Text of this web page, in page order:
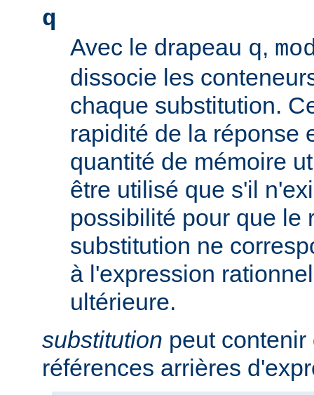
q
Avec le drapeau q,
dissocie les
chaque substitution.
rapidité de la réponse
quantité de mémoire
être utilisé que s'il
possibilité pour que le
substitution ne
à l'expression
ultérieure.
substitution peut
références arrières